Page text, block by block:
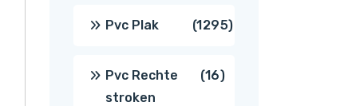
producten
Pvc Plak 12951295
Pvc Rechte
stroken
1616